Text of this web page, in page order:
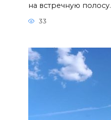
на встречную полосу.
33